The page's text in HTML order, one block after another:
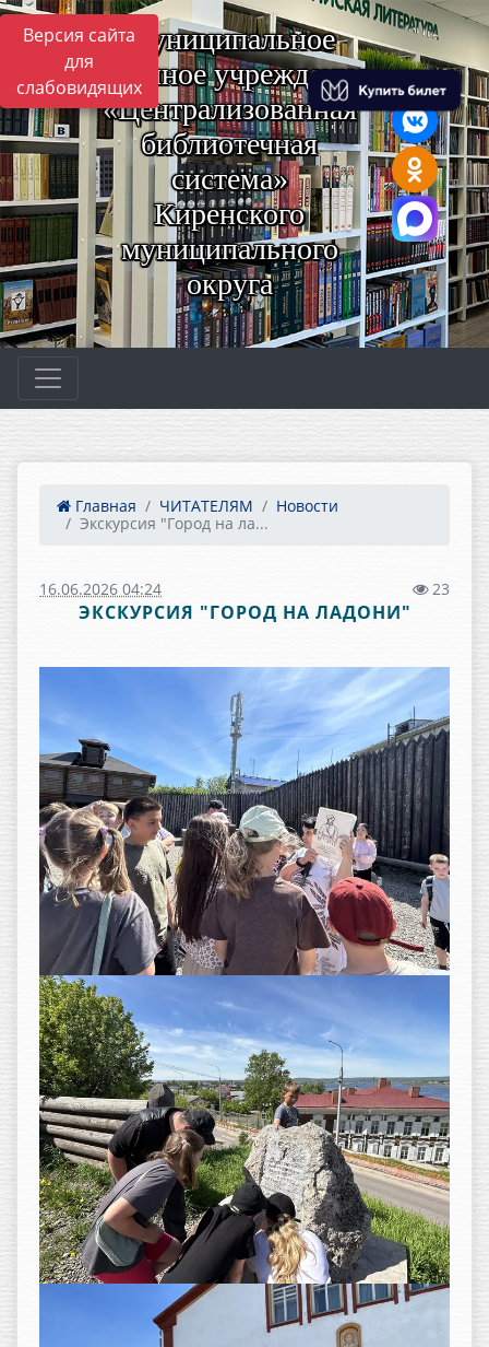
Версия сайта
для
слабовидящих
Муниципальное
казённое учреждение
«Централизованная
библиотечная
система»
Киренского
муниципального
округа
Главная ЧИТАТЕЛЯМ
Новости
Экскурсия "Город на ла...
16.06.2026 04:24 23
ЭКСКУРСИЯ "ГОРОД НА ЛАДОНИ"